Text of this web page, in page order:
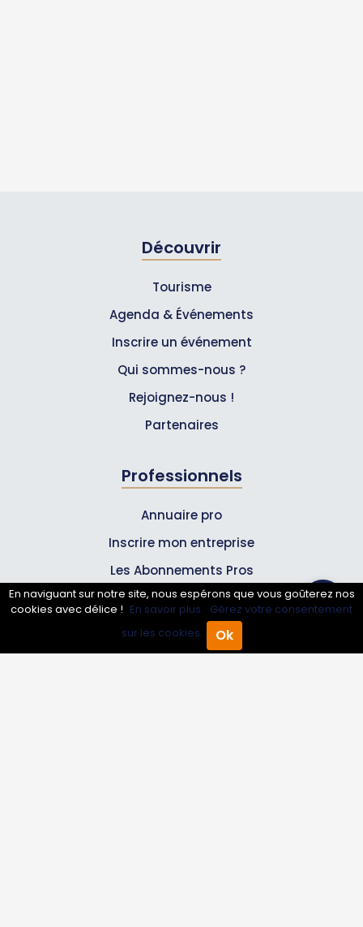
Annuaire Pro Agenda
Découvrir
Tourisme
Agenda & Événements
Inscrire un événement
Qui sommes-nous ?
Rejoignez-nous !
Partenaires
Professionnels
Annuaire pro
Inscrire mon entreprise
Les Abonnements Pros
Infos
En naviguant sur notre site, nous espérons que vous goûterez nos
cookies avec délice ! En savoir plus. Gérez votre consentement
sur les cookies.
Ok